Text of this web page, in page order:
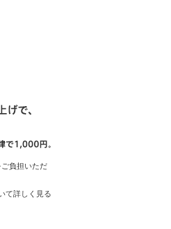
負担いただ
て詳しく見る